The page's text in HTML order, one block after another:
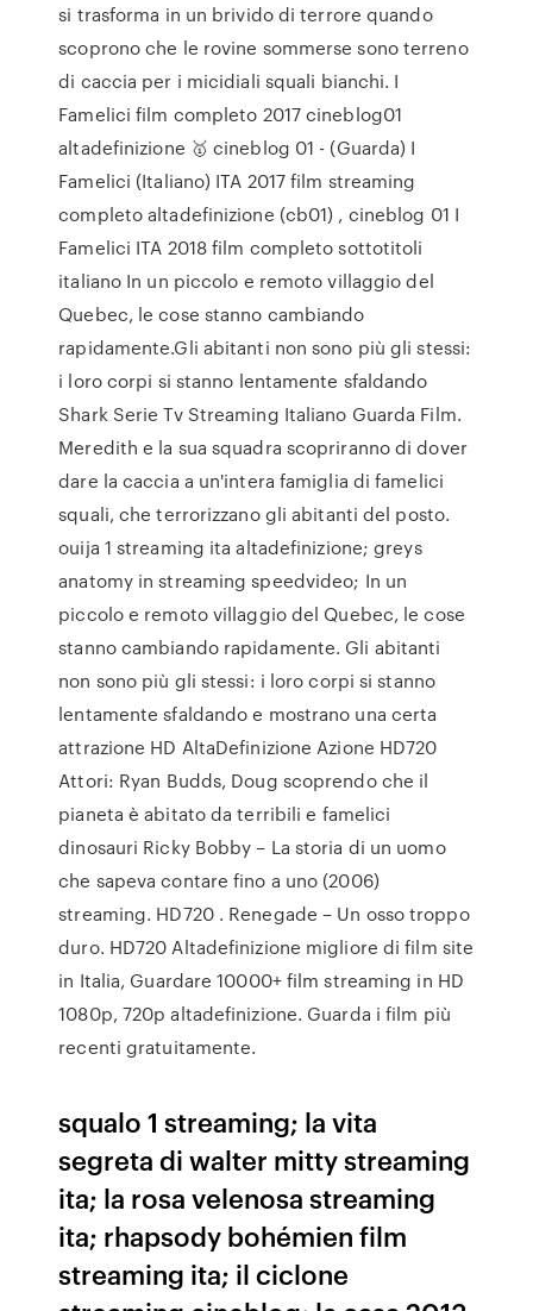
si trasforma in un brivido di terrore quando
scoprono che le rovine sommerse sono terreno
di caccia per i micidiali squali bianchi. I
Famelici film completo 2017 cineblog01
altadefinizione 🥇 cineblog 01 - (Guarda) I
Famelici (Italiano) ITA 2017 film streaming
completo altadefinizione (cb01) , cineblog 01 I
Famelici ITA 2018 film completo sottotitoli
italiano In un piccolo e remoto villaggio del
Quebec, le cose stanno cambiando
rapidamente.Gli abitanti non sono più gli stessi:
i loro corpi si stanno lentamente sfaldando
Shark Serie Tv Streaming Italiano Guarda Film.
Meredith e la sua squadra scopriranno di dover
dare la caccia a un'intera famiglia di famelici
squali, che terrorizzano gli abitanti del posto.
ouija 1 streaming ita altadefinizione; greys
anatomy in streaming speedvideo; In un
piccolo e remoto villaggio del Quebec, le cose
stanno cambiando rapidamente. Gli abitanti
non sono più gli stessi: i loro corpi si stanno
lentamente sfaldando e mostrano una certa
attrazione HD AltaDefinizione Azione HD720
Attori: Ryan Budds, Doug scoprendo che il
pianeta è abitato da terribili e famelici
dinosauri Ricky Bobby – La storia di un uomo
che sapeva contare fino a uno (2006)
streaming. HD720 . Renegade – Un osso troppo
duro. HD720 Altadefinizione migliore di film site
in Italia, Guardare 10000+ film streaming in HD
1080p, 720p altadefinizione. Guarda i film più
recenti gratuitamente.
squalo 1 streaming; la vita
segreta di walter mitty streaming
ita; la rosa velenosa streaming
ita; rhapsody bohémien film
streaming ita; il ciclone